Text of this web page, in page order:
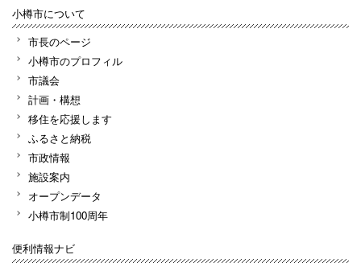
小樽市について
市長のページ
小樽市のプロフィル
市議会
計画・構想
移住を応援します
ふるさと納税
市政情報
施設案内
オープンデータ
小樽市制100周年
便利情報ナビ